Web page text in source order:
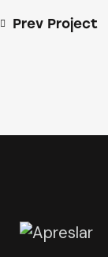
Prev Project